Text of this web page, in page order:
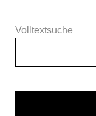
Volltextsuche